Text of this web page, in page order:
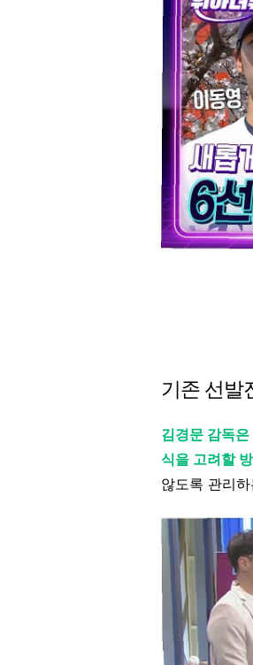
기존 선발
김경문 감독
식을 고려할
않도록 관리